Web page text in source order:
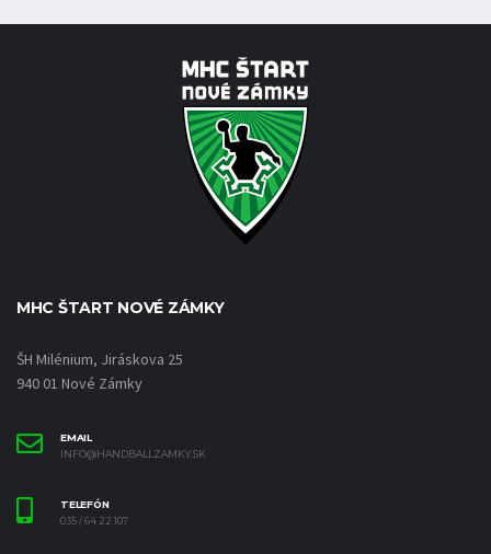
MHC ŠTART NOVÉ ZÁMKY
ŠH Milénium, Jiráskova 25
940 01 Nové Zámky
EMAIL
INFO@HANDBALLZAMKY.SK
TELEFÓN
035 / 64 22 107